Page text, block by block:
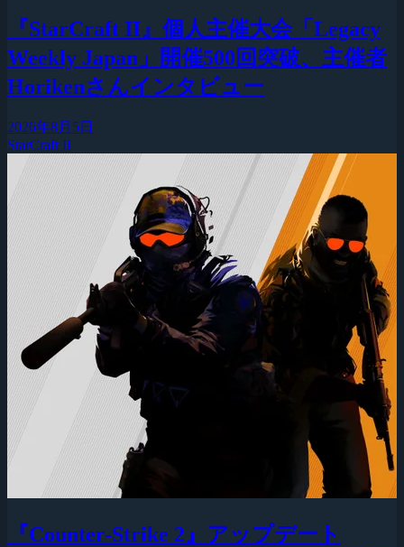
『StarCraft II』個人主催大会「Legacy
Weekly Japan」開催500回突破、主催者
Horikenさんインタビュー
2026年8月5日
StarCraft II
『Counter-Strike 2』アップデート